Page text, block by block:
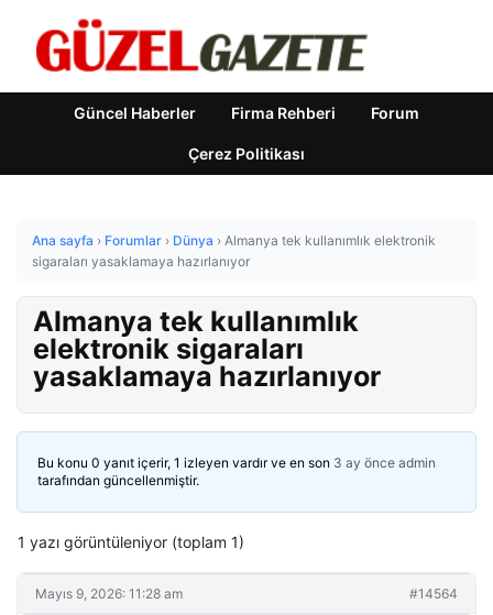
Güncel Haberler Firma Rehberi Forum
Çerez Politikası
Ana sayfa › Forumlar › Dünya › Almanya tek kullanımlık elektronik
sigaraları yasaklamaya hazırlanıyor
Almanya tek kullanımlık
elektronik sigaraları
yasaklamaya hazırlanıyor
Bu konu 0 yanıt içerir, 1 izleyen vardır ve en son 3 ay önce admin
tarafından güncellenmiştir.
1 yazı görüntüleniyor (toplam 1)
Mayıs 9, 2026: 11:28 am #14564